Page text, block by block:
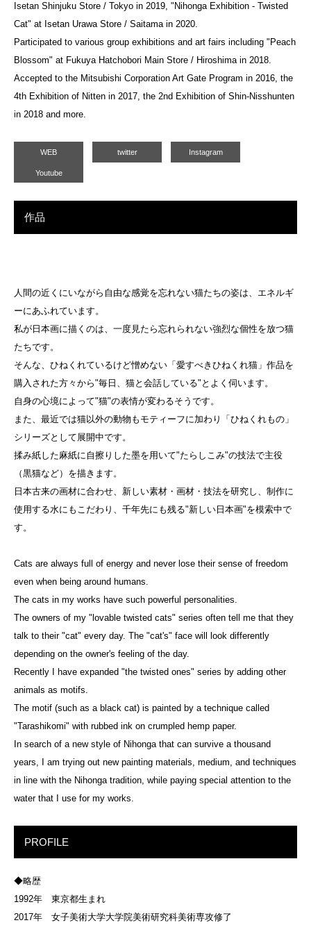
Isetan Shinjuku Store / Tokyo in 2019, "Nihonga Exhibition - Twisted
Cat" at Isetan Urawa Store / Saitama in 2020.
Participated to various group exhibitions and art fairs including "Peach
Blossom" at Fukuya Hatchobori Main Store / Hiroshima in 2018.
Accepted to the Mitsubishi Corporation Art Gate Program in 2016, the
4th Exhibition of Nitten in 2017, the 2nd Exhibition of Shin-Nisshunten
in 2018 and more.
WEB twitter Instagram
Youtube
作品
人間の近くにいながら自由な感覚を忘れない猫たちの姿は、エネルギ
ーにあふれています。
私が日本画に描くのは、一度見たら忘れられない強烈な個性を放つ猫
たちです。
そんな、ひねくれているけど憎めない「愛すべきひねくれ猫」作品を
購入された方々から"毎日、猫と会話している"とよく伺います。
自身の心境によって"猫"の表情が変わるそうです。
また、最近では猫以外の動物もモティーフに加わり「ひねくれもの」
シリーズとして展開中です。
揉み紙した麻紙に自擦りした墨を用いて"たらしこみ"の技法で主役
（黒猫など）を描きます。
日本古来の画材に合わせ、新しい素材・画材・技法を研究し、制作に
使用する水にもこだわり、千年先にも残る"新しい日本画"を模索中で
す。
Cats are always full of energy and never lose their sense of freedom
even when being around humans.
The cats in my works have such powerful personalities.
The owners of my "lovable twisted cats" series often tell me that they
talk to their "cat" every day. The "cat's" face will look differently
depending on the owner's feeling of the day.
Recently I have expanded "the twisted ones" series by adding other
animals as motifs.
The motif (such as a black cat) is painted by a technique called
"Tarashikomi" with rubbed ink on crumpled hemp paper.
In search of a new style of Nihonga that can survive a thousand
years, I am trying out new painting materials, medium, and techniques
in line with the Nihonga tradition, while paying special attention to the
water that I use for my works.
PROFILE
◆略歴
1992年 東京都生まれ
2017年 女子美術大学大学院美術研究科美術専攻修了